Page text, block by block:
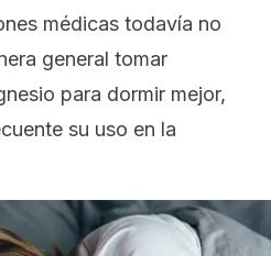
médicas todavía no
general tomar
para dormir mejor,
su uso en la